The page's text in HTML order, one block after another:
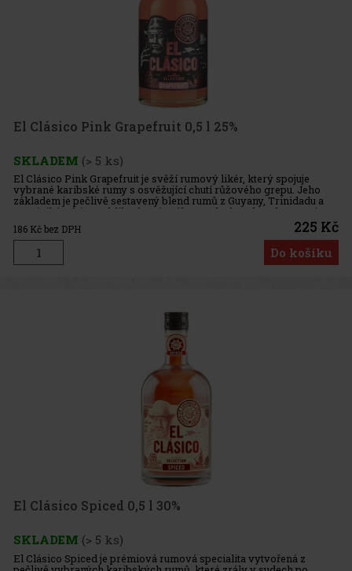
El Clásico Pink Grapefruit 0,5 l 25%
SKLADEM (> 5 ks)
El Clásico Pink Grapefruit je svěží rumový likér, který spojuje
vybrané karibské rumy s osvěžující chutí růžového grepu. Jeho
základem je pečlivě sestavený blend rumů z Guyany, Trinidadu a
Dominikánské republiky, které zrály v sudech po bourbonu. Výs
186 Kč bez DPH 225 Kč
Do košíku
El Clásico Spiced 0,5 l 30%
SKLADEM (> 5 ks)
El Clásico Spiced je prémiová rumová specialita vytvořená z